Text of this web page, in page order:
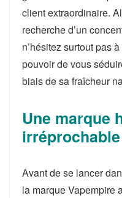
client extraordinaire.
recherche d’un
n’hésitez surtout pas
pouvoir de vous
biais de sa fraîcheur
Une marque
irréprochable
Avant de se lancer
la marque Vapempire